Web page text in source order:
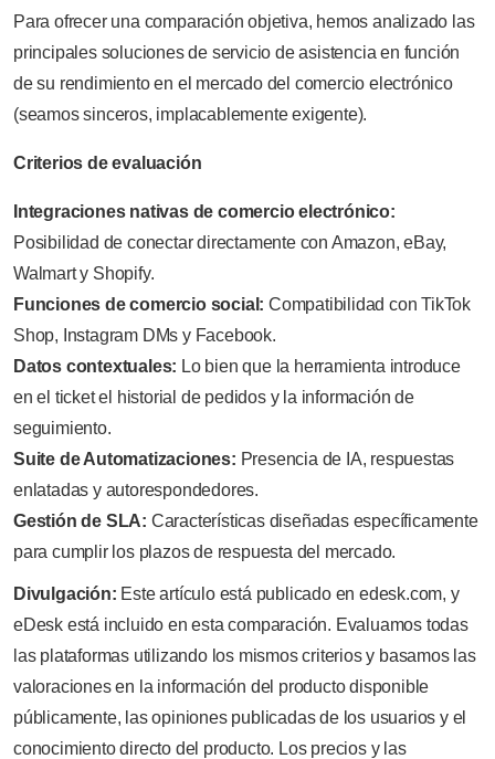
Para ofrecer una comparación objetiva, hemos analizado las
principales soluciones de servicio de asistencia en función
de su rendimiento en el mercado del comercio electrónico
(seamos sinceros, implacablemente exigente).
Criterios de evaluación
Integraciones nativas de comercio electrónico:
Posibilidad de conectar directamente con Amazon, eBay,
Walmart y Shopify.
Funciones de comercio social: Compatibilidad con TikTok
Shop, Instagram DMs y Facebook.
Datos contextuales: Lo bien que la herramienta introduce
en el ticket el historial de pedidos y la información de
seguimiento.
Suite de Automatizaciones: Presencia de IA, respuestas
enlatadas y autorespondedores.
Gestión de SLA: Características diseñadas específicamente
para cumplir los plazos de respuesta del mercado.
Divulgación: Este artículo está publicado en edesk.com, y
eDesk está incluido en esta comparación. Evaluamos todas
las plataformas utilizando los mismos criterios y basamos las
valoraciones en la información del producto disponible
públicamente, las opiniones publicadas de los usuarios y el
conocimiento directo del producto. Los precios y las